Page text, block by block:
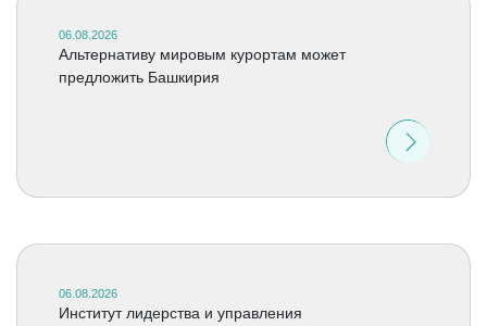
06.08.2026
Альтернативу мировым курортам может
предложить Башкирия
06.08.2026
Институт лидерства и управления